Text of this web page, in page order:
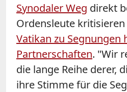
Synodaler Weg direkt
Ordensleute kritisieren
Vatikan zu Segnungen
Partnerschaften. "Wir
die lange Reihe derer,
ihre Stimme für die